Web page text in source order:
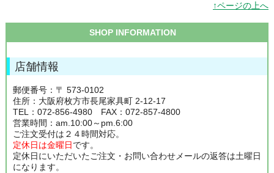
↑ページの上へ
SHOP INFORMATION
店舗情報
郵便番号：〒 573-0102
住所：大阪府枚方市長尾家具町 2-12-17
TEL：072-856-4980 FAX：072-857-4800
営業時間：am.10:00～pm.6:00
ご注文受付は２４時間対応。
定休日は金曜日です。
定休日にいただいたご注文・お問い合わせメールの返答は土曜日
になります。